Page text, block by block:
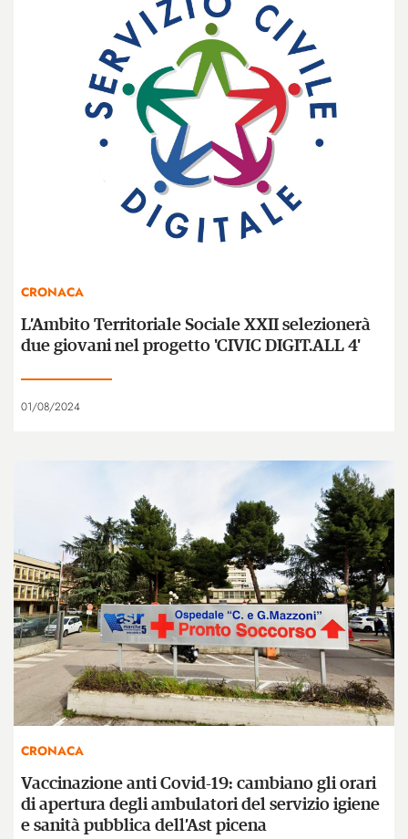
CRONACA
L’Ambito Territoriale Sociale XXII selezionerà
due giovani nel progetto 'CIVIC DIGIT.ALL 4'
01/08/2024
CRONACA
Vaccinazione anti Covid-19: cambiano gli orari
di apertura degli ambulatori del servizio igiene
e sanità pubblica dell’Ast picena